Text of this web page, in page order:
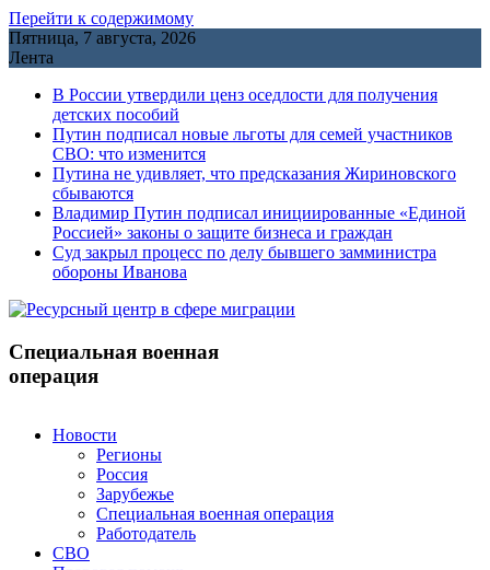
Перейти к содержимому
Пятница, 7 августа, 2026
Лента
В России утвердили ценз оседлости для получения
детских пособий
Путин подписал новые льготы для семей участников
СВО: что изменится
Путина не удивляет, что предсказания Жириновского
сбываются
Владимир Путин подписал инициированные «Единой
Россией» законы о защите бизнеса и граждан
Cуд закрыл процесс по делу бывшего замминистра
обороны Иванова
Специальная военная
операция
Новости
Регионы
Россия
Зарубежье
Специальная военная операция
Работодатель
СВО